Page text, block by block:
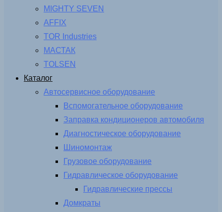
MIGHTY SEVEN
AFFIX
TOR Industries
МАСТАК
TOLSEN
Каталог
Автосервисное оборудование
Вспомогательное оборудование
Заправка кондиционеров автомобиля
Диагностическое оборудование
Шиномонтаж
Грузовое оборудование
Гидравлическое оборудование
Гидравлические прессы
Домкраты